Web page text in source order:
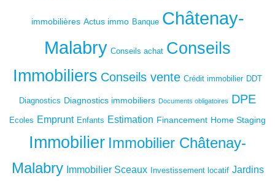
immobilières Actus immo Banque Châtenay-
Malabry Conseils achat Conseils
Immobiliers Conseils vente Crédit immobilier DDT
Diagnostics Diagnostics immobiliers Documents obligatoires DPE
Ecoles Emprunt Enfants Estimation Financement Home Staging
Immobilier Immobilier Châtenay-
Malabry
Immobilier Sceaux Investissement locatif Jardins